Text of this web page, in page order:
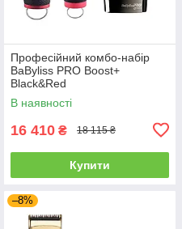
Професійний комбо-набір
BaByliss PRO Boost+
Black&Red
(FX8700RBPE+FX7870RBPE+
FXFS2GSE)
В наявності
16 410 ₴ 18 115 ₴
Купити
–8%